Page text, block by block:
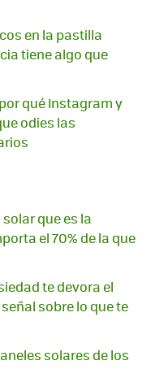
en la pastilla
tiene algo que
qué Instagram y
odies las
que es la
el 70% de la que
te devora el
sobre lo que te
solares de los